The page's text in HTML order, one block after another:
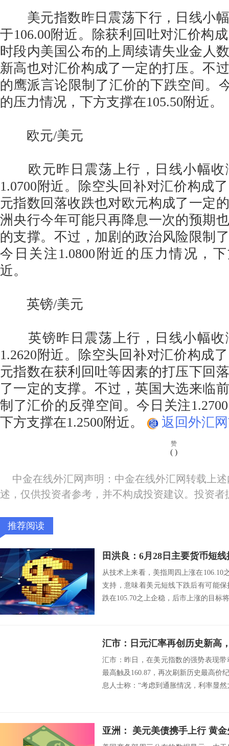
美元指数昨日震荡下行，日线小幅
于106.00附近。除获利回吐对汇价构
时段内美国公布的上周续请失业金人
新高也对汇价构成了一定的打压。不
的鹰派言论限制了汇价的下跌空间。
的压力情况，下方支撑在105.50附近。
欧元/美元
欧元昨日震荡上行，日线小幅收
1.0700附近。除空头回补对汇价构成
元指数回落收跌也对欧元构成了一定
洲央行今年可能只再降息一次的预期
的支撑。不过，加剧的政治风险限制
今日关注1.0800附近的压力情况，
近。
英镑/美元
英镑昨日震荡上行，日线小幅收
1.2620附近。除空头回补对汇价构成
元指数在获利回吐等因素的打压下回
了一定的支撑。不过，英国大选来临
制了汇价的反弹空间。今日关注
下方支撑在1.2500附近。
返回外汇
赞
( )
中金在线外汇网声明：中金在线外汇网转载上
述，仅供投资者参考，并不构成投资建议。投资
推荐阅读
田洪良：6月28日主要货币
从技术上来看，美指周四上涨在106.10
支持，意味着美元短线下跌后有可能
跌在105.70之上企稳，后市上涨的目标
汇市：日元汇率再创历史新高
汇市：昨日，在美元指数的强势表现带
最高触及160.87，再次刷新历史最高价
息人士称：“考虑到通胀情况，利率显
亚洲： 美元美债携手上行 黄金